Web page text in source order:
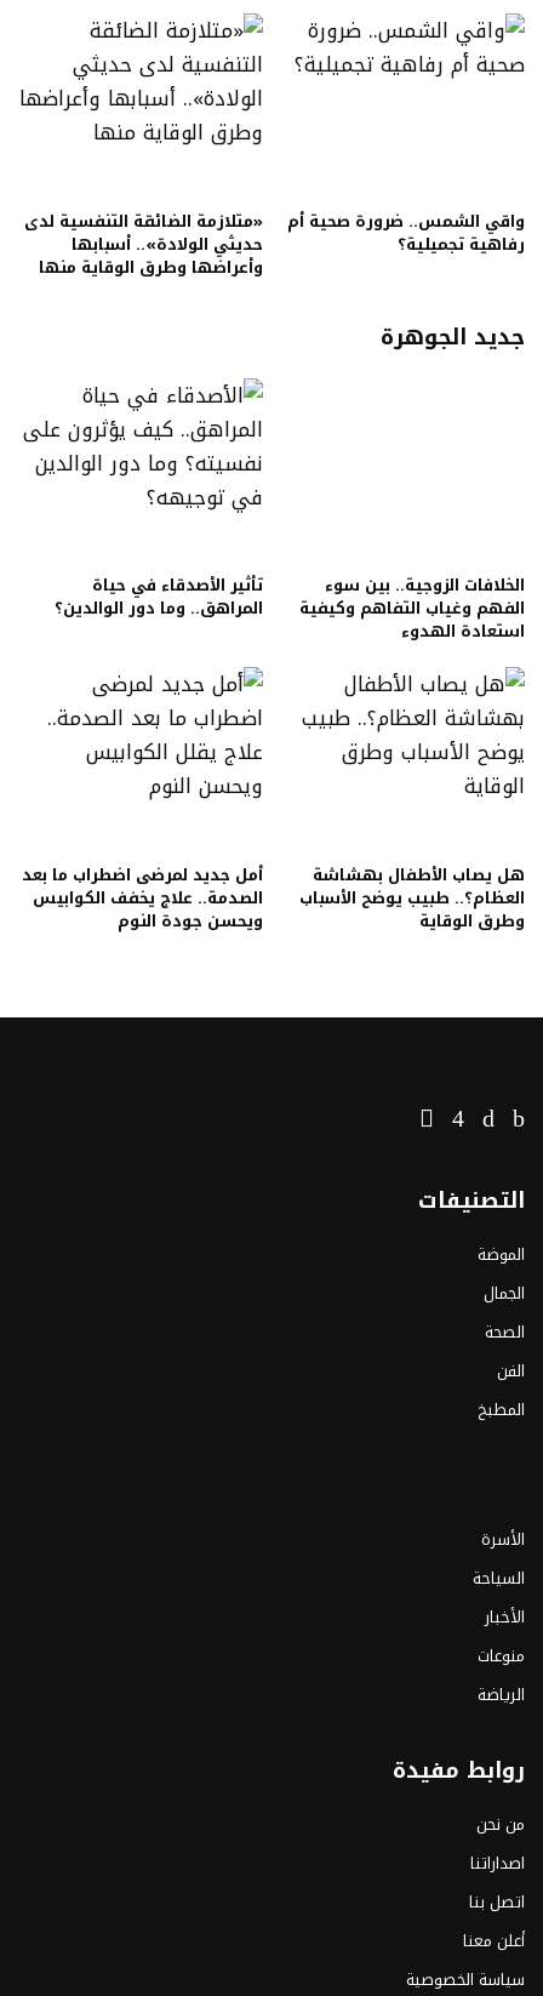
واقي الشمس.. ضرورة صحية أم
رفاهية تجميلية؟
«متلازمة الضائقة التنفسية لدى
حديثي الولادة».. أسبابها
وأعراضها وطرق الوقاية منها
جديد الجوهرة
الخلافات الزوجية.. بين سوء
الفهم وغياب التفاهم وكيفية
استعادة الهدوء
تأثير الأصدقاء في حياة
المراهق.. وما دور الوالدين؟
هل يصاب الأطفال بهشاشة
العظام؟.. طبيب يوضح الأسباب
وطرق الوقاية
أمل جديد لمرضى اضطراب ما بعد
الصدمة.. علاج يخفف الكوابيس
ويحسن جودة النوم
التصنيفات
الموضة
الجمال
الصحة
الفن
المطبخ
الأسرة
السياحة
الأخبار
منوعات
الرياضة
روابط مفيدة
من نحن
اصداراتنا
اتصل بنا
أعلن معنا
سياسة الخصوصية